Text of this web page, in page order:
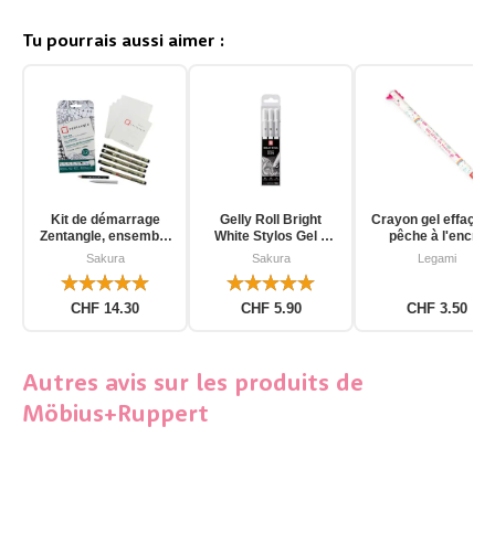
Tu pourrais aussi aimer :
Kit de démarrage
Zentangle, ensemble
d'outils pour
Sakura
CHF 14.30
Gelly Roll Bright
White Stylos Gel 3
pièces
Sakura
CHF 5.90
Crayon gel
pêche à l'encre
d'unicorn
Legami
CHF 3.50
Autres avis sur les produits de
Möbius+Ruppert